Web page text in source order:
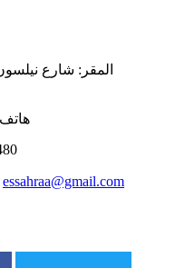
هاتف: 25000622 - 45250731 -
essahraa@gmail.com